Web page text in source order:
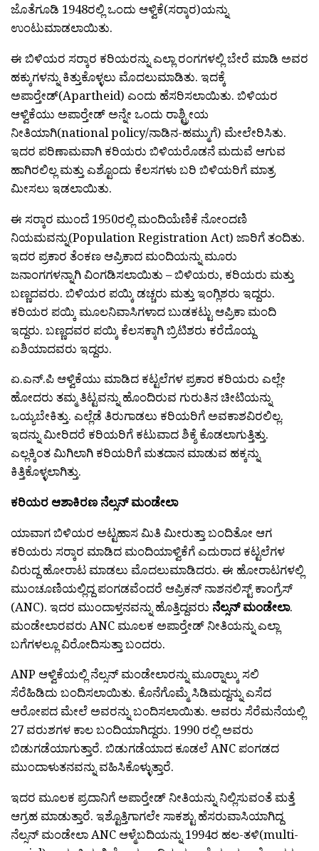
ಜೊತೆಗೂಡಿ 1948ರಲ್ಲಿ ಒಂದು ಆಳ್ವಿಕೆ(ಸರ‍್ಕಾರ)ಯನ್ನು
ಉಂಟುಮಾಡಲಾಯಿತು.
ಈ ಬಿಳಿಯರ ಸರ‍್ಕಾರ ಕರಿಯರನ್ನು ಎಲ್ಲಾ ರಂಗಗಳಲ್ಲಿ ಬೇರೆ ಮಾಡಿ ಅವರ
ಹಕ್ಕುಗಳನ್ನು ಕಿತ್ತುಕೊಳ್ಳಲು ಮೊದಲುಮಾಡಿತು. ಇದಕ್ಕೆ
ಅಪಾರ‍್ತೇಡ್(Apartheid) ಎಂದು ಹೆಸರಿಸಲಾಯಿತು. ಬಿಳಿಯರ
ಆಳ್ವಿಕೆಯು ಅಪಾರ‍್ತೇಡ್ ಅನ್ನೇ ಒಂದು ರಾಶ್ಟ್ರೀಯ
ನೀತಿಯಾಗಿ(national policy/ನಾಡಿನ-ಹಮ್ಮುಗೆ) ಮೇಲೇರಿಸಿತು.
ಇದರ ಪರಿಣಾಮವಾಗಿ ಕರಿಯರು ಬಿಳಿಯರೊಡನೆ ಮದುವೆ ಆಗುವ
ಹಾಗಿರಲಿಲ್ಲ ಮತ್ತು ಎಶ್ಟೊಂದು ಕೆಲಸಗಳು ಬರಿ ಬಿಳಿಯರಿಗೆ ಮಾತ್ರ
ಮೀಸಲು ಇಡಲಾಯಿತು.
ಈ ಸರ‍್ಕಾರ ಮುಂದೆ 1950ರಲ್ಲಿ ಮಂದಿಯೆಣಿಕೆ ನೋಂದಣಿ
ನಿಯಮವನ್ನು(Population Registration Act) ಜಾರಿಗೆ ತಂದಿತು.
ಇದರ ಪ್ರಕಾರ ತೆಂಕಣ ಆಪ್ರಿಕಾದ ಮಂದಿಯನ್ನು ಮೂರು
ಜನಾಂಗಗಳನ್ನಾಗಿ ವಿಂಗಡಿಸಲಾಯಿತು – ಬಿಳಿಯರು, ಕರಿಯರು ಮತ್ತು
ಬಣ್ಣದವರು. ಬಿಳಿಯರ ಪಯ್ಕಿ ಡಚ್ಚರು ಮತ್ತು ಇಂಗ್ಲಿಶರು ಇದ್ದರು.
ಕರಿಯರ ಪಯ್ಕಿ ಮೂಲನಿವಾಸಿಗಳಾದ ಬುಡಕಟ್ಟು ಆಪ್ರಿಕಾ ಮಂದಿ
ಇದ್ದರು. ಬಣ್ಣದವರ ಪಯ್ಕಿ ಕೆಲಸಕ್ಕಾಗಿ ಬ್ರಿಟಿಶರು ಕರೆದೊಯ್ದ
ಏಶಿಯಾದವರು ಇದ್ದರು.
ಏ.ಎನ್.ಪಿ ಆಳ್ವಿಕೆಯು ಮಾಡಿದ ಕಟ್ಟಲೆಗಳ ಪ್ರಕಾರ ಕರಿಯರು ಎಲ್ಲೇ
ಹೋದರು ತಮ್ಮ ತಿಟ್ಟವನ್ನು ಹೊಂದಿರುವ ಗುರುತಿನ ಚೀಟಿಯನ್ನು
ಒಯ್ಯಬೇಕಿತ್ತು. ಎಲ್ಲೆಡೆ ತಿರುಗಾಡಲು ಕರಿಯರಿಗೆ ಅವಕಾಶವಿರಲಿಲ್ಲ.
ಇದನ್ನು ಮೀರಿದರೆ ಕರಿಯರಿಗೆ ಕಟುವಾದ ಶಿಕ್ಶೆ ಕೊಡಲಾಗುತ್ತಿತ್ತು.
ಎಲ್ಲಕ್ಕಿಂತ ಮಿಗಿಲಾಗಿ ಕರಿಯರಿಗೆ ಮತದಾನ ಮಾಡುವ ಹಕ್ಕನ್ನು
ಕಿತ್ತಿಕೊಳ್ಳಲಾಗಿತ್ತು.
ಕರಿಯರ ಆಶಾಕಿರಣ ನೆಲ್ಸನ್ ಮಂಡೇಲಾ
ಯಾವಾಗ ಬಿಳಿಯರ ಅಟ್ಟಹಾಸ ಮಿತಿ ಮೀರುತ್ತಾ ಬಂದಿತೋ ಆಗ
ಕರಿಯರು ಸರ‍್ಕಾರ ಮಾಡಿದ ಮಂದಿಯಾಳ್ವಿಕೆಗೆ ಎದುರಾದ ಕಟ್ಟಲೆಗಳ
ವಿರುದ್ದ ಹೋರಾಟ ಮಾಡಲು ಮೊದಲುಮಾಡಿದರು. ಈ ಹೋರಾಟಗಳಲ್ಲಿ
ಮುಂಚೂಣಿಯಲ್ಲಿದ್ದ ಪಂಗಡವೆಂದರೆ ಆಪ್ರಿಕನ್ ನಾಶನಲಿಸ್ಟ್ ಕಾಂಗ್ರೆಸ್
(ANC). ಇದರ ಮುಂದಾಳ್ತನವನ್ನು ಹೊತ್ತಿದ್ದವರು ನೆಲ್ಸನ್ ಮಂಡೇಲಾ.
ಮಂಡೇಲಾರವರು ANC ಮೂಲಕ ಅಪಾರ‍್ತೇಡ್ ನೀತಿಯನ್ನು ಎಲ್ಲಾ
ಬಗೆಗಳಲ್ಲೂ ವಿರೋದಿಸುತ್ತಾ ಬಂದರು.
ANP ಆಳ್ವಿಕೆಯಲ್ಲಿ ನೆಲ್ಸನ್ ಮಂಡೇಲಾರನ್ನು ಮೂರ‍್ನಾಲ್ಕು ಸಲಿ
ಸೆರೆಹಿಡಿದು ಬಂದಿಸಲಾಯಿತು. ಕೊನೆಗೊಮ್ಮೆ ಸಿಡಿಮದ್ದನ್ನು ಎಸೆದ
ಆರೋಪದ ಮೇಲೆ ಅವರನ್ನು ಬಂದಿಸಲಾಯಿತು. ಅವರು ಸೆರೆಮನೆಯಲ್ಲಿ
27 ವರುಶಗಳ ಕಾಲ ಬಂದಿಯಾಗಿದ್ದರು. 1990 ರಲ್ಲಿ ಅವರು
ಬಿಡುಗಡೆಯಾಗುತ್ತಾರೆ. ಬಿಡುಗಡೆಯಾದ ಕೂಡಲೆ ANC ಪಂಗಡದ
ಮುಂದಾಳುತನವನ್ನು ವಹಿಸಿಕೊಳ್ಳುತ್ತಾರೆ.
ಇದರ ಮೂಲಕ ಪ್ರದಾನಿಗೆ ಅಪಾರ‍್ತೇಡ್ ನೀತಿಯನ್ನು ನಿಲ್ಲಿಸುವಂತೆ ಮತ್ತೆ
ಆಗ್ರಹ ಮಾಡುತ್ತಾರೆ. ಇಶ್ಟೊತ್ತಿಗಾಗಲೇ ಸಾಕಶ್ಟು ಹೆಸರುವಾಸಿಯಾಗಿದ್ದ
ನೆಲ್ಸನ್ ಮಂಡೇಲಾ ANC ಆಳ್ಮೆಬದಿಯನ್ನು 1994ರ ಹಲ-ತಳಿ(multi-